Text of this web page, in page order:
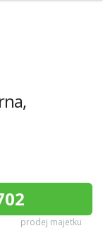
prodej majetku